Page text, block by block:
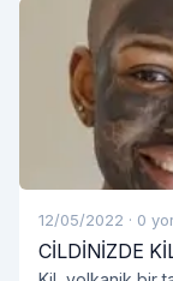
12/05/2022 · 0
CİLDİNİZDE